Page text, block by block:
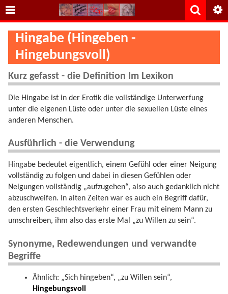
Hingabe (Hingeben -
Hingebungsvoll)
Kurz gefasst - die Definition Im Lexikon
Die Hingabe ist in der Erotik die vollständige Unterwerfung
unter die eigenen Lüste oder unter die sexuellen Lüste eines
anderen Menschen.
Ausführlich - die Verwendung
Hingabe bedeutet eigentlich, einem Gefühl oder einer Neigung
vollständig zu folgen und dabei in diesen Gefühlen oder
Neigungen vollständig „aufzugehen“, also auch gedanklich nicht
abzuschweifen. In alten Zeiten war es auch ein Begriff dafür,
den ersten Geschlechtsverkehr einer Frau mit einem Mann zu
umschreiben, ihm also das erste Mal „zu Willen zu sein“.
Synonyme, Redewendungen und verwandte
Begriffe
Ähnlich: „Sich hingeben“, „zu Willen sein“,
Hingebungsvoll